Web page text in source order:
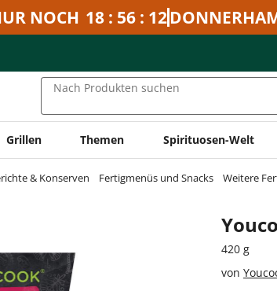
NOCH 18 : 56 : 12
Nach Produkten suchen
Grillen Themen Spirituosen-Welt
& Konserven Fertigmenüs und Snacks Weitere
420 g
von